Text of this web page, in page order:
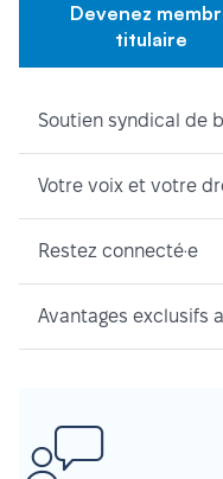
Devenez
titulaire
Soutien syndical de
Votre voix et votre
Restez connecté·e
Avantages exclusifs